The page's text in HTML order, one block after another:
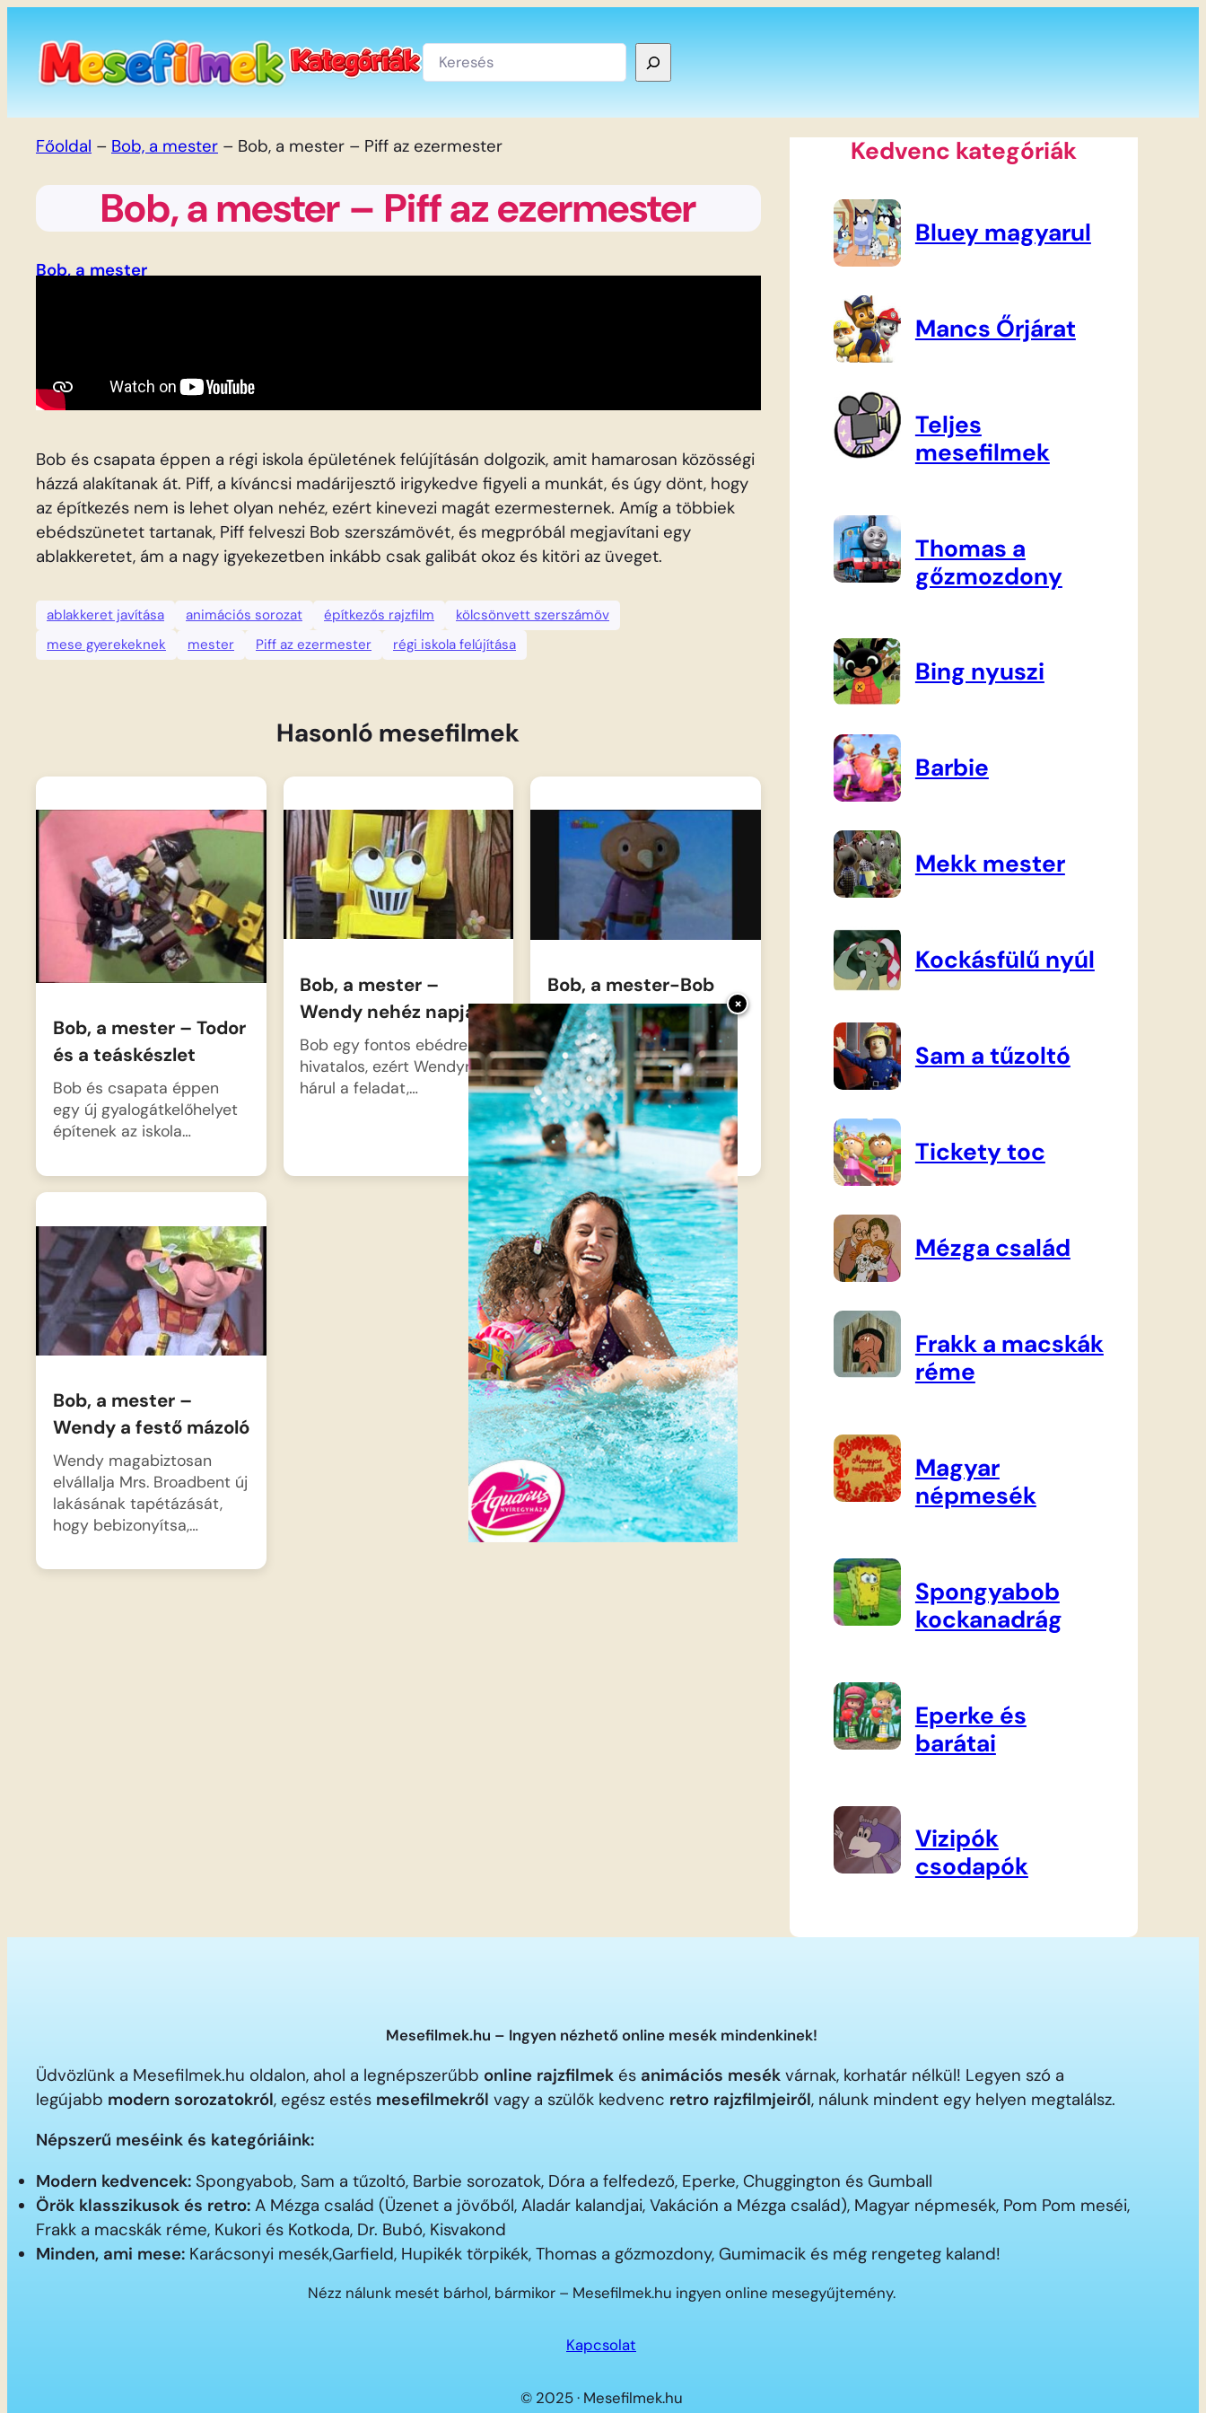
×
tartalomhoz
Keresés
Főoldal – Bob, a mester – Bob, a mester – Piff az ezermester
Bob, a mester – Piff az ezermester
Bob, a mester
Bob és csapata éppen a régi iskola épületének felújításán dolgozik, amit hamarosan közösségi
házzá alakítanak át. Piff, a kíváncsi madárijesztő irigykedve figyeli a munkát, és úgy dönt, hogy
az építkezés nem is lehet olyan nehéz, ezért kinevezi magát ezermesternek. Amíg a többiek
ebédszünetet tartanak, Piff felveszi Bob szerszámövét, és megpróbál megjavítani egy
ablakkeretet, ám a nagy igyekezetben inkább csak galibát okoz és kitöri az üveget.
ablakkeret javítása animációs sorozat építkezős rajzfilm
kölcsönvett szerszámöv
mese gyerekeknek
mester Piff az ezermester régi iskola felújítása
Hasonló mesefilmek
Bob, a mester – Todor
és a teáskészlet
Bob és csapata éppen
egy új gyalogátkelőhelyet
építenek az iskola…
Bob, a mester –
Wendy nehéz napja
Bob egy fontos ebédre
hivatalos, ezért Wendyre
hárul a feladat,…
Bob, a mester-Bob
fehér karácsonya
Hatalmas pelyhekben
hullik a hó, és Bob, a
mindenhez értő…
Bob, a mester –
Wendy a festő mázoló
Wendy magabiztosan
elvállalja Mrs. Broadbent új
lakásának tapétázását,
hogy bebizonyítsa,…
Kedvenc kategóriák
Bluey magyarul
Mancs Őrjárat
Teljes
mesefilmek
Thomas a
gőzmozdony
Bing nyuszi
Barbie
Mekk mester
Kockásfülű nyúl
Sam a tűzoltó
Tickety toc
Mézga család
Frakk a macskák
réme
Magyar
népmesék
Spongyabob
kockanadrág
Eperke és
barátai
Vizipók
csodapók
Mesefilmek.hu – Ingyen nézhető online mesék mindenkinek!
Üdvözlünk a Mesefilmek.hu oldalon, ahol a legnépszerűbb online rajzfilmek és animációs mesék várnak, korhatár nélkül! Legyen szó a
legújabb modern sorozatokról, egész estés mesefilmekről vagy a szülők kedvenc retro rajzfilmjeiről, nálunk mindent egy helyen megtalálsz.
Népszerű meséink és kategóriáink:
Modern kedvencek: Spongyabob, Sam a tűzoltó, Barbie sorozatok, Dóra a felfedező, Eperke, Chuggington és Gumball
Örök klasszikusok és retro: A Mézga család (Üzenet a jövőből, Aladár kalandjai, Vakáción a Mézga család), Magyar népmesék, Pom Pom meséi,
Frakk a macskák réme, Kukori és Kotkoda, Dr. Bubó, Kisvakond
Minden, ami mese: Karácsonyi mesék,Garfield, Hupikék törpikék, Thomas a gőzmozdony, Gumimacik és még rengeteg kaland!
Nézz nálunk mesét bárhol, bármikor – Mesefilmek.hu ingyen online mesegyűjtemény.
Kapcsolat
© 2025 · Mesefilmek.hu